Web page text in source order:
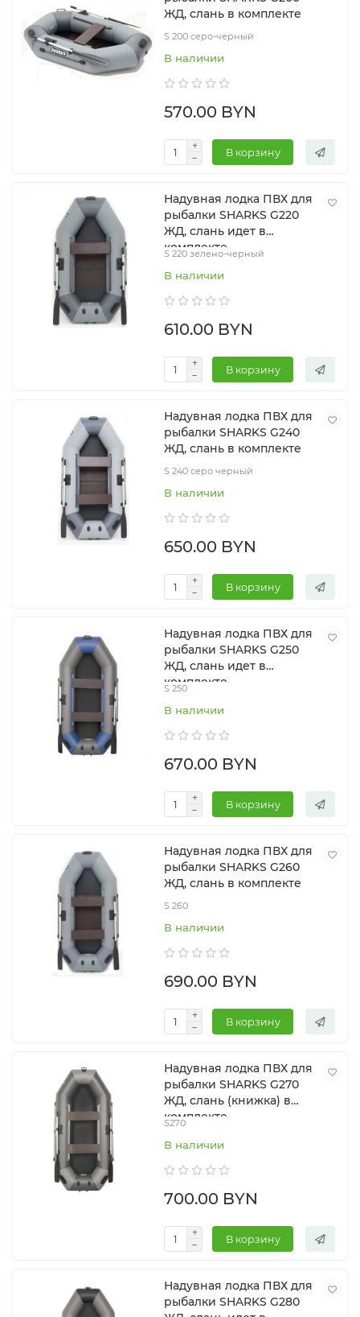
ЖД, слань в комплекте
S 200 серо-черный
В наличии
570.00 BYN
В корзину
Надувная лодка ПВХ для
рыбалки SHARKS G220
ЖД, слань идет в
комплекте
S 220 зелено-черный
В наличии
610.00 BYN
В корзину
Надувная лодка ПВХ для
рыбалки SHARKS G240
ЖД, слань в комплекте
S 240 серо черный
В наличии
650.00 BYN
В корзину
Надувная лодка ПВХ для
рыбалки SHARKS G250
ЖД, слань идет в
комплекте
S 250
В наличии
670.00 BYN
В корзину
Надувная лодка ПВХ для
рыбалки SHARKS G260
ЖД, слань в комплекте
S 260
В наличии
690.00 BYN
В корзину
Надувная лодка ПВХ для
рыбалки SHARKS G270
ЖД, слань (книжка) в
комплекте
S270
В наличии
700.00 BYN
В корзину
Надувная лодка ПВХ для
рыбалки SHARKS G280